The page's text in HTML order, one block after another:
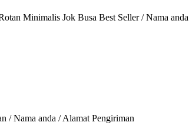
Minimalis Jok Busa Best Seller / Nama
/ Nama anda / Alamat Pengiriman